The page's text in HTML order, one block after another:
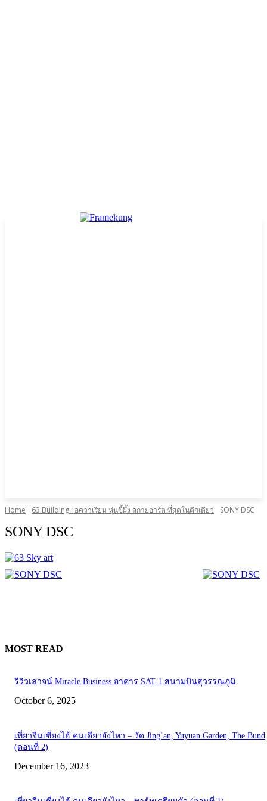
Home 63 Building : อควาเรียม หุ่นขี้ผึ้ง สกายอาร์ต ที่สุดในตึกเดียว SONY DSC
SONY DSC
MOST READ
รีวิวเลาจน์ Miracle Business อาคาร SAT-1 สนามบินสุวรรณภูมิ
October 6, 2025
เที่ยวจีนเซี่ยงไฮ้ คนเดียวยังไหว – วัด Jing’an, Yuyuan Garden, The Bund
(ตอนที่ 2)
December 16, 2023